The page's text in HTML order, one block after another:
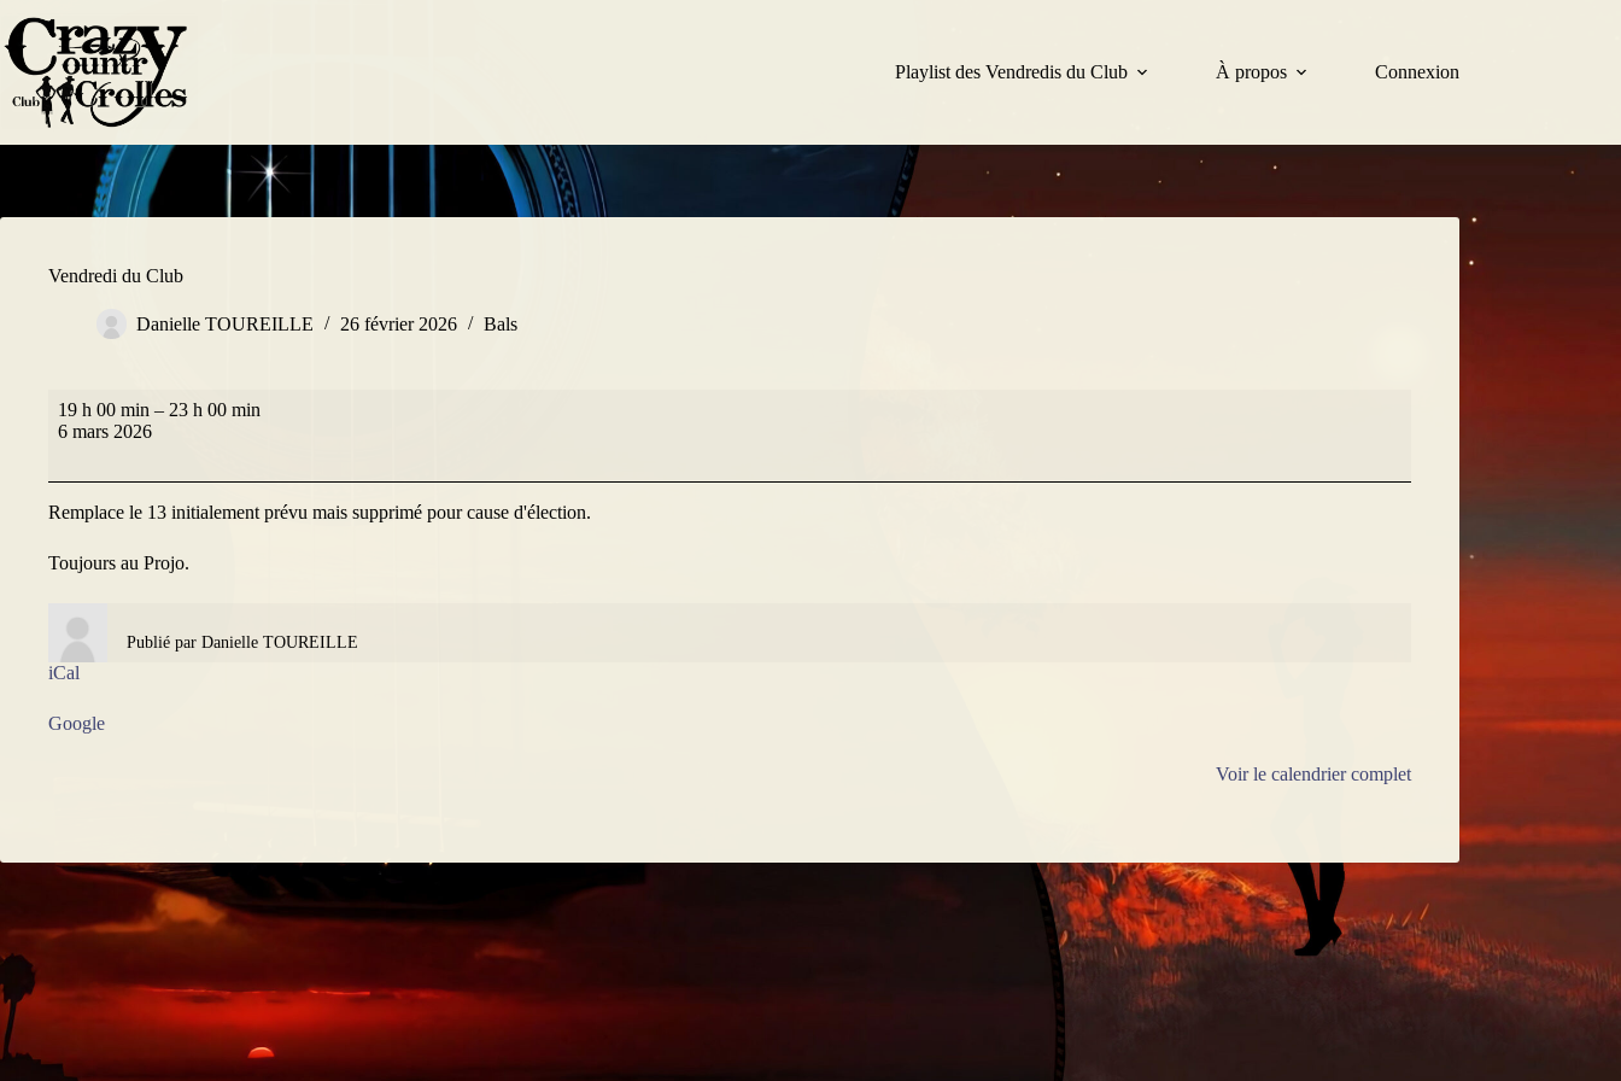
au
contenu
Playlist des Vendredis du Club
À propos Connexion
Vendredi du Club
Danielle TOUREILLE 26 février 2026 Bals
Vendredi
du
Club
19 h 00 min – 23 h 00 min
6 mars 2026
Remplace le 13 initialement prévu mais supprimé pour cause d'élection.
Toujours au Projo.
Publié par Danielle TOUREILLE
iCal
Google
Voir le calendrier complet